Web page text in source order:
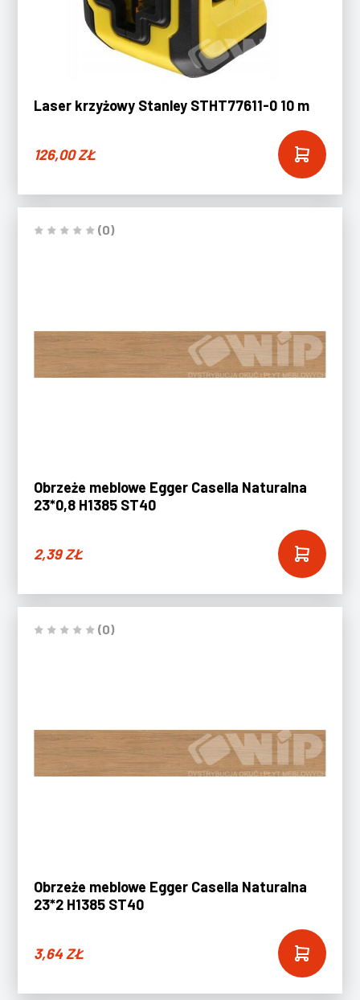
Laser krzyżowy Stanley STHT77611-0 10 m
126,00ZŁ
(0)
Obrzeże meblowe Egger Casella Naturalna
23*0,8 H1385 ST40
2,39ZŁ
(0)
Obrzeże meblowe Egger Casella Naturalna
23*2 H1385 ST40
3,64ZŁ